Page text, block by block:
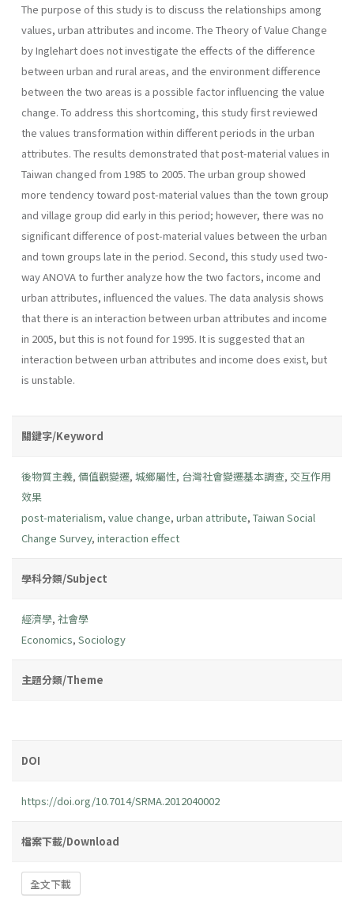
The purpose of this study is to discuss the relationships among
values, urban attributes and income. The Theory of Value Change
by Inglehart does not investigate the effects of the difference
between urban and rural areas, and the environment difference
between the two areas is a possible factor influencing the value
change. To address this shortcoming, this study first reviewed
the values transformation within different periods in the urban
attributes. The results demonstrated that post-material values in
Taiwan changed from 1985 to 2005. The urban group showed
more tendency toward post-material values than the town group
and village group did early in this period; however, there was no
significant difference of post-material values between the urban
and town groups late in the period. Second, this study used two-
way ANOVA to further analyze how the two factors, income and
urban attributes, influenced the values. The data analysis shows
that there is an interaction between urban attributes and income
in 2005, but this is not found for 1995. It is suggested that an
interaction between urban attributes and income does exist, but
is unstable.
關鍵字/Keyword
後物質主義, 價值觀變遷, 城鄉屬性, 台灣社會變遷基本調查, 交互作用
效果
post-materialism, value change, urban attribute, Taiwan Social
Change Survey, interaction effect
學科分類/Subject
經濟學, 社會學
Economics, Sociology
主題分類/Theme
DOI
https://doi.org/10.7014/SRMA.2012040002
檔案下載/Download
全文下載